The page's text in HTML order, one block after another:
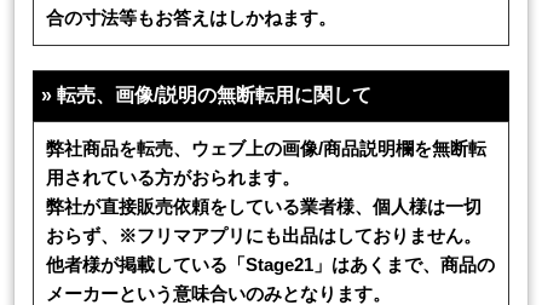
合の寸法等もお答えはしかねます。
»転売、画像/説明の無断転用に関して
弊社商品を転売、ウェブ上の画像/商品説明欄を無断転
用されている方がおられます。
弊社が直接販売依頼をしている業者様、個人様は一切
おらず、※フリマアプリにも出品はしておりません。
他者様が掲載している「Stage21」はあくまで、商品の
メーカーという意味合いのみとなります。